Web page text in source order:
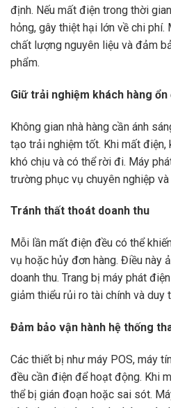
định. Nếu mất điện trong thời
hỏng, gây thiệt hại lớn về chi
chất lượng nguyên liệu và đảm
phẩm.
Giữ trải nghiệm khách hàng ổn
Không gian nhà hàng cần ánh
tạo trải nghiệm tốt. Khi mất điện,
khó chịu và có thể rời đi. Máy
trường phục vụ chuyên nghiệp
Tránh thất thoát doanh thu
Mỗi lần mất điện đều có thể
vụ hoặc hủy đơn hàng. Điều này
doanh thu. Trang bị máy phát
giảm thiểu rủi ro tài chính và duy
Đảm bảo vận hành hệ thống
Các thiết bị như máy POS, máy
đều cần điện để hoạt động. Khi
thể bị gián đoạn hoặc sai sót.